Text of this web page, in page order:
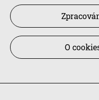
O